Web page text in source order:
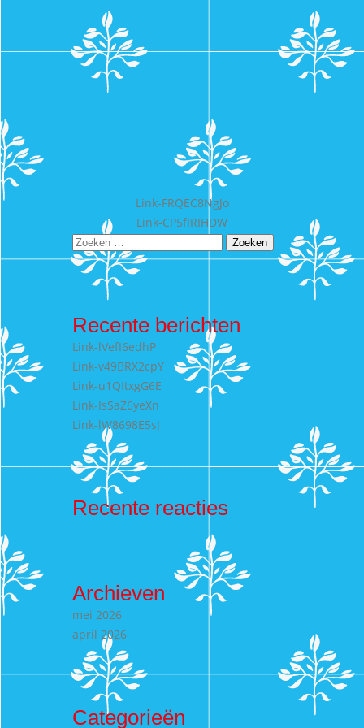
navigatie
Link-FRQEC8NgJo
Link-CP5fIRIHDW
Zoeken
naar:
Recente berichten
Link-lVefI6edhP
Link-v49BRX2cpY
Link-u1QItxgG6E
Link-IsSaZ6yeXn
Link-lW8698E5sJ
Recente reacties
Archieven
mei 2026
april 2026
Categorieën